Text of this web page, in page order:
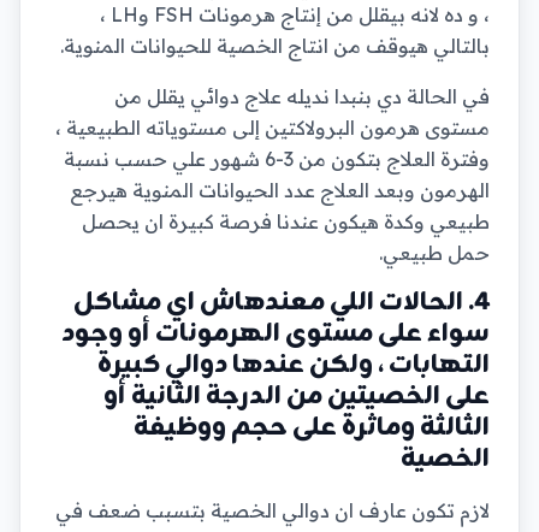
، و ده لانه بيقلل من إنتاج هرمونات FSH وLH ،
بالتالي هيوقف من انتاج الخصية للحيوانات المنوية.
في الحالة دي بنبدا نديله علاج دوائي يقلل من
مستوى هرمون البرولاكتين إلى مستوياته الطبيعية ،
وفترة العلاج بتكون من 3-6 شهور علي حسب نسبة
الهرمون وبعد العلاج عدد الحيوانات المنوية هيرجع
طبيعي وكدة هيكون عندنا فرصة كبيرة ان يحصل
حمل طبيعي.
4. الحالات اللي معندهاش اي مشاكل
سواء على مستوى الهرمونات أو وجود
التهابات ، ولكن عندها دوالي كبيرة
على الخصيتين من الدرجة الثانية أو
الثالثة وماثرة على حجم ووظيفة
الخصية
لازم تكون عارف ان دوالي الخصية بتسبب ضعف في